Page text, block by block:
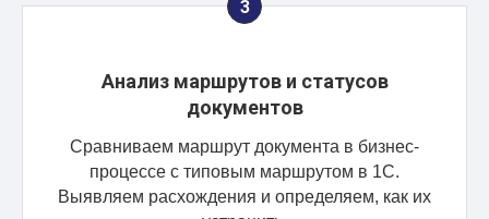
Анализ маршрутов и статусов
документов
Сравниваем маршрут документа в бизнес-
процессе с типовым маршрутом в 1С.
Выявляем расхождения и определяем, как их